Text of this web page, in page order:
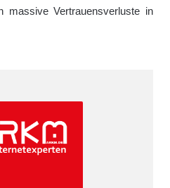
massive Vertrauensverluste in